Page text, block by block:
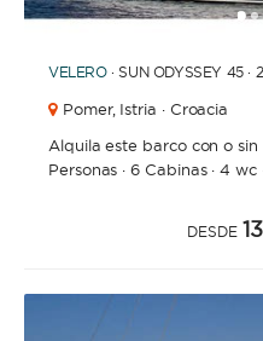
1
VELERO · SUN ODYSSEY 45 ·
Pomer, Istria · Croacia
Alquila este barco con o
Personas ·6 Cabinas·4 wc
DESDE